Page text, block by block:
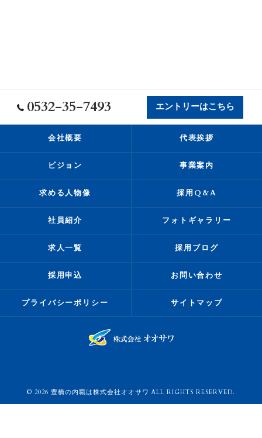
0532-35-7493 エントリーはこちら
会社概要 代表挨拶
ビジョン 事業案内
求める人物像 採用Q&A
社員紹介 フォトギャラリー
求人一覧 採用ブログ
採用申込 お問い合わせ
プライバシーポリシー サイトマップ
© 2026 豊橋の内職は株式会社オオサワ ALL RIGHTS RESERVED.